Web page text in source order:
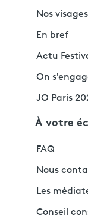
Nos visages
En bref
Actu
On
JO Paris
À votre
FAQ
Nous
Les
Conseil